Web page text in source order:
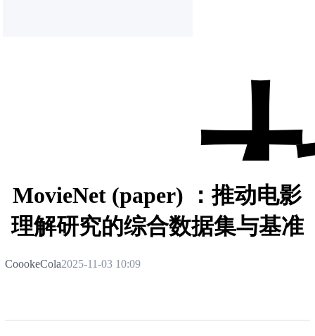
MovieNet (paper) ：推动电影
理解研究的综合数据集与基准
CoookeCola2025-11-03 10:09